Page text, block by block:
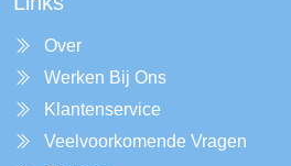
Over
Werken Bij Ons
Klantenservice
Veelvoorkomende Vragen